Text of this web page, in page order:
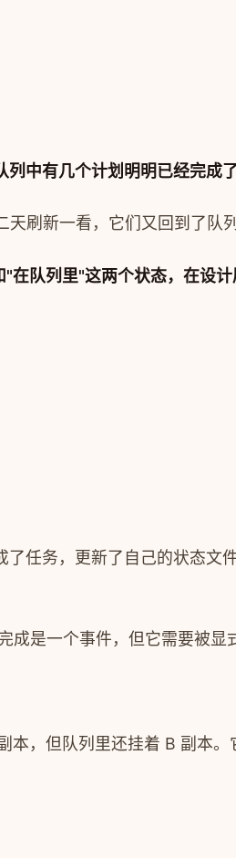
列中有几个计划明明已经完成
新一看，它们又回到了队
"在队列里"这两个状态，在设
任务，更新了自己的状态文
成是一个事件，但它需要被显
，但队列里还挂着 B 副本